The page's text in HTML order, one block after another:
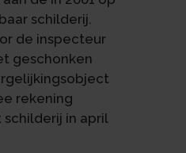
schilderij.
de inspecteur
geschonken
rekening
in april